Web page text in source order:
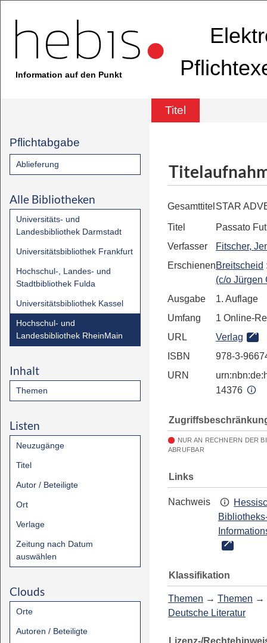
Information auf den Punkt
Titel
Pflichtabgabe
Ablieferung
Alle Bibliotheken
Universitäts- und
Landesbibliothek Darmstadt
Universitätsbibliothek Frankfurt
Hochschul-, Landes- und
Stadtbibliothek Fulda
Universitätsbibliothek Kassel
Hochschul- und
Landesbibliothek RheinMain
Inhalt
Themen
Listen
Neuzugänge
Titel
Autor / Beteiligte
Ort
Verlage
Zeitung nach Datum
auswählen
Clouds
Orte
Autoren / Beteiligte
Gesamttitel STAR
Titel
Passato
Verfasser
Fitscher,
ErschienenBreitscheid
(c/o Jürgen
Ausgabe
1. Auflage
Umfang
1 Online-
URL
Verlag
ISBN
978-3-
URN
14376
NUR AN RECHNERN DER
ABRUFBAR
Links
Nachweis
Klassifikation
Themen → Themen →
Deutsche Literatur
Lizenz-/